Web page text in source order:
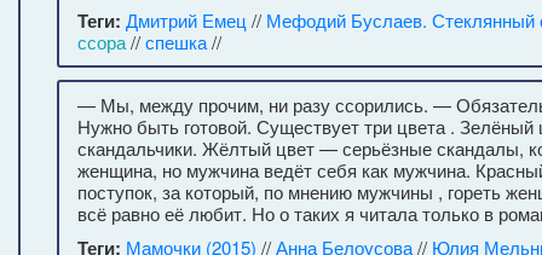
Теги: Дмитрий Емец // Мефодий Буслаев. Стеклянный
ссора//спешка//
— Мы, между прочим, ни разу ссорились. —
Нужно быть готовой. Существует три цвета .
скандальчики. Жёлтый цвет — серьёзные скандалы,
женщина, но мужчина ведёт себя как мужчина.
поступок, за который, по мнению мужчины , гореть
всё равно её любит. Но о таких я читала только в
Теги: Мамочки (2015) //Анна Белоусова// Юлия